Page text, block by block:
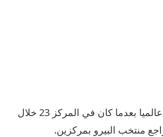
حيث قفز المنتخب المغربي إلى المركز 22 عالميا بعدما كان في المركز 23 خلال
منتخب البيرو بمركزين.